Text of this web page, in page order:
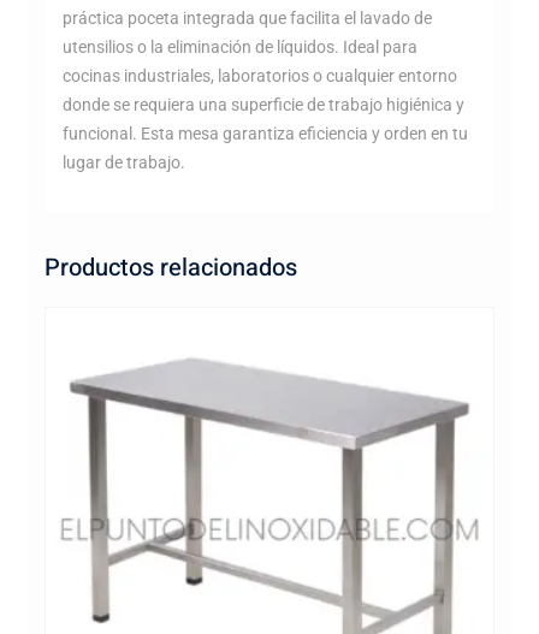
práctica poceta integrada que facilita el lavado de
utensilios o la eliminación de líquidos. Ideal para
cocinas industriales, laboratorios o cualquier entorno
donde se requiera una superficie de trabajo higiénica y
funcional. Esta mesa garantiza eficiencia y orden en tu
lugar de trabajo.
Productos relacionados